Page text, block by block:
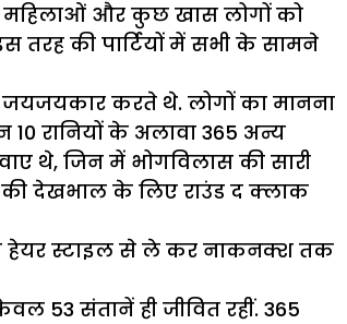
महिलाओं और कुछ खास लोगों को
तरह की पार्टियों में सभी के सामने
जयजयकार करते थे. लोगों का मानना
10 रानियों के अलावा 365 अन्य
थे, जिन में भोगविलास की सारी
की देखभाल के लिए राउंड द क्लाक
हेयर स्टाइल से ले कर नाकनक्श तक
53 संतानें ही जीवित रहीं. 365